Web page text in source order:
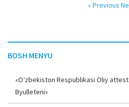
« Previous
BOSH MENYU
«O‘zbekiston Respublikasi Oliy
Byulleteni»